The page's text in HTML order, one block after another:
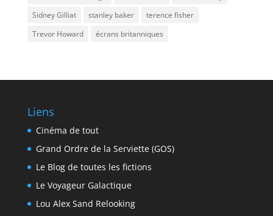
Sidney Gilliat
stanley baker
terence fisher
Trevor Howard
écrans britanniques
Liens
Cinéma de tout
Grand Ordre de la Serviette (GOS)
Le Blog de toutes les fictions
Le Voyageur Galactique
Lou Alex Sand Relooking